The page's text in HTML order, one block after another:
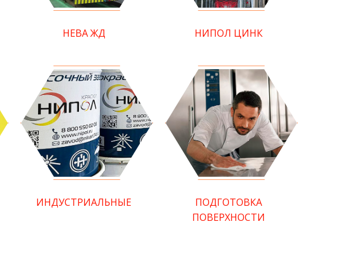
НЕВА ЖД НИПОЛ ЦИНК
ИНДУСТРИАЛЬНЫЕ
ПОДГОТОВКА
ПОВЕРХНОСТИ